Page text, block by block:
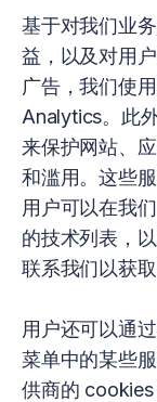
基于对我们业
益，以及对用
广告，我们使
Analytics。此
来保护网站、
和滥用。这些
用户可以在我
的技术列表，
联系我们以获
用户还可以通
菜单中的某些
供商的